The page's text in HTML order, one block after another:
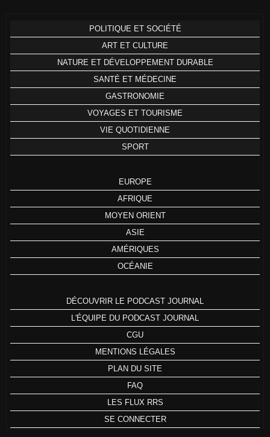
POLITIQUE ET SOCIÉTÉ
ART ET CULTURE
NATURE ET DÉVELOPPEMENT DURABLE
SANTÉ ET MÉDECINE
GASTRONOMIE
VOYAGES ET TOURISME
VIE QUOTIDIENNE
SPORT
EUROPE
AFRIQUE
MOYEN ORIENT
ASIE
AMÉRIQUES
OCÉANIE
DÉCOUVRIR LE PODCAST JOURNAL
L'ÉQUIPE DU PODCAST JOURNAL
CGU
MENTIONS LÉGALES
PLAN DU SITE
FAQ
LES FLUX RRS
SE CONNECTER